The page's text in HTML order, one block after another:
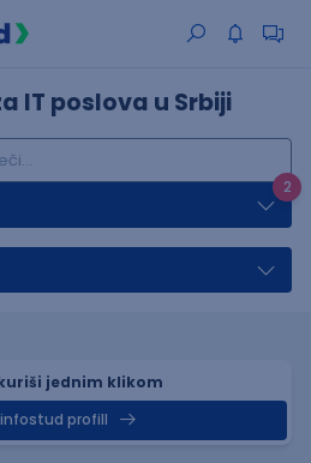
IT poslova u Srbiji
2
jednim klikom
profill